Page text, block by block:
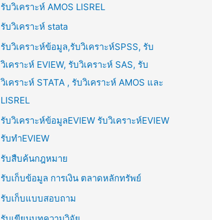
รับวิเคราะห์ AMOS LISREL
รับวิเคราะห์ stata
รับวิเคราะห์ข้อมูล,รับวิเคราะห์SPSS, รับ
วิเคราะห์ EVIEW, รับวิเคราะห์ SAS, รับ
วิเคราะห์ STATA , รับวิเคราะห์ AMOS และ
LISREL
รับวิเคราะห์ข้อมูลEVIEW รับวิเคราะห์EVIEW
รับทำEVIEW
รับสืบค้นกฎหมาย
รับเก็บข้อมูล การเงิน ตลาดหลักทรัพย์
รับเก็บแบบสอบถาม